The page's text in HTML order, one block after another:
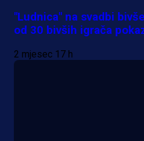
"Ludnica" na svadbi
od 30 bivših igrača
2 mjesec 17 h